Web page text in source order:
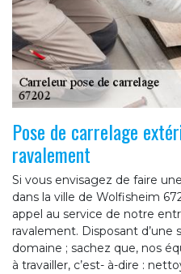
Pose de carrelage
ravalement
Si vous envisagez de faire
dans la ville de Wolfisheim
appel au service de notre
ravalement. Disposant d’une
domaine ; sachez que, nos
à travailler, c’est- à-dire :